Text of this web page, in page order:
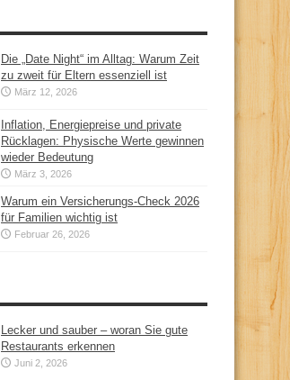
Die „Date Night“ im Alltag: Warum Zeit
zu zweit für Eltern essenziell ist
März 12, 2026
Inflation, Energiepreise und private
Rücklagen: Physische Werte gewinnen
wieder Bedeutung
März 3, 2026
Warum ein Versicherungs-Check 2026
für Familien wichtig ist
Februar 26, 2026
Lecker und sauber – woran Sie gute
Restaurants erkennen
Juni 2, 2026